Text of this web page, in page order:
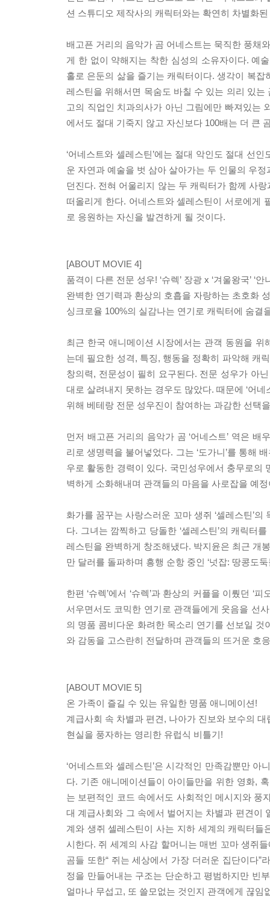
션 스튜디오 제작사의 캐릭터와는 확연히 차별화
배고픈 거리의 음악가 곰 어네스트는 묵직한 풍채
게 한 없이 약해지는 착한 심성의 소유자이다. 예
홀로 은둔의 삶을 즐기는 캐릭터이다. 생각이 복
레스틴을 위해서면 목숨도 바칠 수 있는 의리 있
고의 직업인 치과의사가 아닌 그림에만 빠져있는
에서도 절대 기죽지 않고 자신보다 100배는 더 큰
‘어네스트와 셀레스틴’에는 절대 악인도 절대 선
운 자연과 예술을 벗 삼아 살아가는 두 인물의 우
던진다. 전혀 어울리지 않는 두 캐릭터가 함께 사랑
떠올리게 한다. 어네스트와 셀레스틴이 서로에게
로 응원하는 자신을 발견하게 될 것이다.
[ABOUT MOVIE 4]
품격이 다른 전문 성우! ‘슈렉’ 장광 x ‘겨울왕국’ ‘안
완벽한 연기력과 환상의 호흡을 자랑하는 초호화
싱크로율 100%의 실감나는 연기로 캐릭터에 숨결
최근 한국 애니메이션 시장에서는 관객 동원을
는데 필요한 성격, 특징, 행동을 정확히 파악해 캐
창의력, 전문성이 필히 요구된다. 전문 성우가 아
대로 살려내지 못하는 경우도 많았다. 때문에 ‘어
위해 베테랑 전문 성우진이 참여하는 과감한 선택
먼저 배고픈 거리의 음악가 곰 ‘어네스트’ 역은
리로 생명력을 불어넣었다. 그는 ‘도가니’를 통해
우로 활동한 경력이 있다. 국민성우에서 충무로의
벽하게 소화해내며 관객들의 마음을 사로잡을 예
화가를 꿈꾸는 사랑스러운 꼬마 생쥐 ‘셀레스틴’의
다. 그녀는 깜찍하고 당돌한 ‘셀레스틴’의 캐릭터
레스틴을 완벽하게 창조해냈다. 박지윤은 최근 개
만 달러를 돌파하며 흥행 순항 중인 ‘넛잡: 땅콩도
한편 ‘슈렉’에서 ‘슈렉’과 환상의 커플을 이뤘던 ‘
서우면서도 코믹한 연기로 관객들에게 웃음을 선사
의 명품 콤비다운 화려한 목소리 연기를 선보일 것
와 감동을 고스란히 전달하며 관객들의 뜨거운 호
[ABOUT MOVIE 5]
온 가족이 즐길 수 있는 유일한 명품 애니메이션!
계급사회 속 차별과 편견, 나아가 진보와 보수의 대
현실을 풍자하는 영리한 유럽식 비틀기!
‘어네스트와 셀레스틴’은 시각적인 만족감뿐만
다. 기존 애니메이션들이 아이들만을 위한 영화,
는 보편적인 코드 속에서도 사회적인 메시지와 풍
대 계급사회와 그 속에서 벌어지는 차별과 편견이
계와 생쥐 셀레스틴이 사는 지하 세계의 캐릭터
시한다. 쥐 세계의 사감 할머니는 매번 꼬마 생쥐
곰들 또한“ 쥐는 세상에서 가장 더러운 집단이다
정을 만들어내는 구조는 단순하고 평범하지만 빈
얼마나 무섭고, 또 쓸모없는 것인지 관객에게 끊임